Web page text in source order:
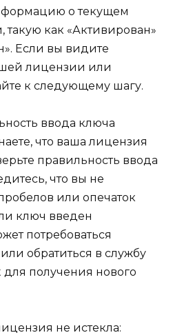
о текущем
как «Активирован»
Если вы видите
лицензии или
к следующему шагу.
ввода ключа
что ваша лицензия
правильность ввода
что вы не
или опечаток
ключ введен
потребоваться
обратиться в службу
получения нового
не истекла: